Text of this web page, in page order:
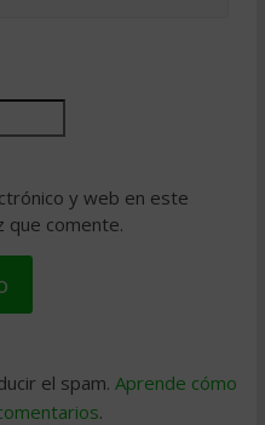
y web en este
que comente.
el spam. Aprende cómo
.